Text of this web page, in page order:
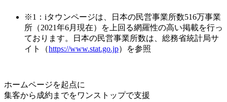
※1：iタウンページは、日本の民営事業所数516万事業
所（2021年6月現在）を上回る網羅性の高い掲載を行っ
ております。日本の民営事業所数は、総務省統計局サ
イト（https://www.stat.go.jp）を参照
ホームページを起点に
集客から成約までをワンストップで支援